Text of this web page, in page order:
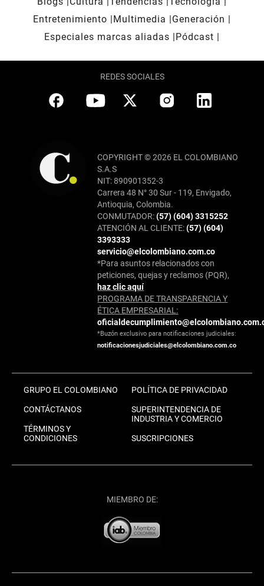
Entretenimiento
Multimedia
Generación
Especiales marcas aliadas
Pódcast
REDES SOCIALES
COPYRIGHT © 2026 EL COLOMBIANO
S.A.S
NIT: 890901352-3
Carrera 48 N° 30 Sur - 119, Envigado,
Antioquia, Colombia.
CONMUTADOR:(57) (604) 3315252
ATENCIÓN AL CLIENTE:(57) (604)
3393333
servicio@elcolombiano.com.co
*Para asuntos relacionados con
peticiones, quejas y reclamos (PQR),
haz clic aquí
PROGRAMA DE TRANSPARENCIA Y
ÉTICA EMPRESARIAL:
*Buzón exclusivo para notificaciones judiciales:
notificacionesjudiciales@elcolombiano.com.co
GRUPO EL COLOMBIANO
CONTÁCTANOS
TÉRMINOS Y
CONDICIONES
POLÍTICA DE PRIVACIDAD
SUPERINTENDENCIA DE
INDUSTRIA Y COMERCIO
SUSCRIPCIONES
MIEMBRO DE: